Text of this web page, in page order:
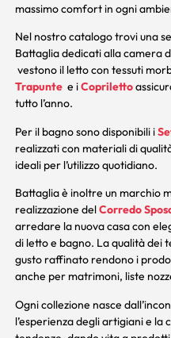
massimo comfort in ogni
Nel nostro catalogo trovi una
Battaglia dedicati alla camera
vestono il letto con tessuti
Trapunte e iCopriletto
tutto l’anno.
Per il bagno sono disponibili i
realizzati con materiali di
ideali per l’utilizzo quotidiano.
Battaglia è inoltre un marchio
realizzazione delCorredo
arredare la nuova casa con
di letto e bagno. La qualità dei
gusto raffinato rendono i
anche per matrimoni, liste
Ogni collezione nasce
l’esperienza degli artigiani e la